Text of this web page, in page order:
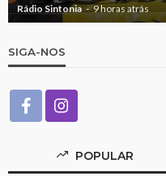
Rádio Sintonia 9 horas atrás
SIGA-NOS
POPULAR